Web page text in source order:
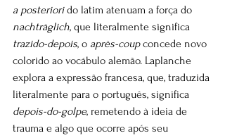
a posteriori do latim atenuam a força do
nachträglich, que literalmente significa
trazido-depois, o après-coup concede novo
colorido ao vocábulo alemão. Laplanche
explora a expressão francesa, que, traduzida
literalmente para o português, significa
depois-do-golpe, remetendo à ideia de
trauma e algo que ocorre após seu